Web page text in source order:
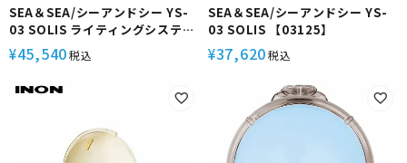
SEA＆SEA/シーアンドシー YS-
03 SOLIS ライティングシステム
【03126】
¥45,540税込
SEA＆SEA/シーアンドシー YS-
03 SOLIS 【03125】
¥37,620税込